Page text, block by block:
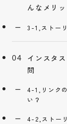
んなメリッ
3-1,ストー
インスタ
問
4-1,リンク
い？
4-2,ストー